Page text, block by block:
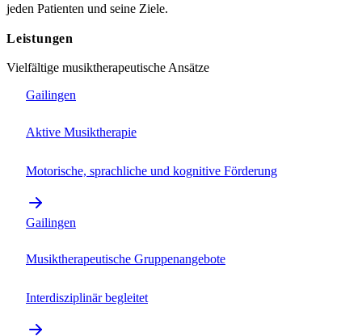
jeden Patienten und seine Ziele.
Leistungen
Vielfältige musiktherapeutische Ansätze
Gailingen
Aktive Musiktherapie
Motorische, sprachliche und kognitive Förderung
Gailingen
Musiktherapeutische Gruppenangebote
Interdisziplinär begleitet